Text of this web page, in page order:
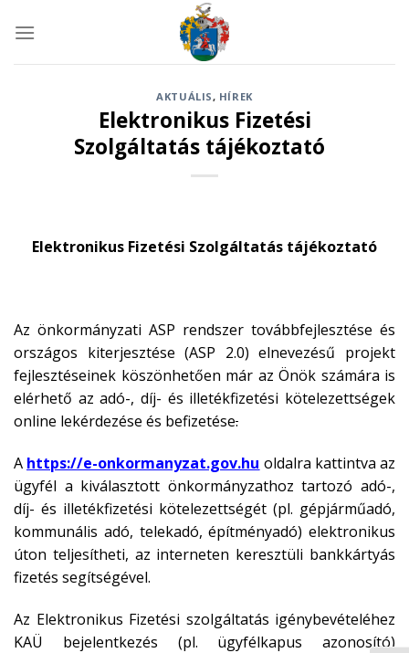
AKTUÁLIS, HÍREK
Elektronikus Fizetési
Szolgáltatás tájékoztató
Elektronikus Fizetési Szolgáltatás tájékoztató
Az önkormányzati ASP rendszer továbbfejlesztése és
országos kiterjesztése (ASP 2.0) elnevezésű projekt
fejlesztéseinek köszönhetően már az Önök számára is
elérhető az adó-, díj- és illetékfizetési kötelezettségek
online lekérdezése és befizetése.
A https://e-onkormanyzat.gov.hu oldalra kattintva az
ügyfél a kiválasztott önkormányzathoz tartozó adó-,
díj- és illetékfizetési kötelezettségét (pl. gépjárműadó,
kommunális adó, telekadó, építményadó) elektronikus
úton teljesítheti, az interneten keresztüli bankkártyás
fizetés segítségével.
Az Elektronikus Fizetési szolgáltatás igénybevételéhez
KAÜ bejelentkezés (pl. ügyfélkapus azonosító)